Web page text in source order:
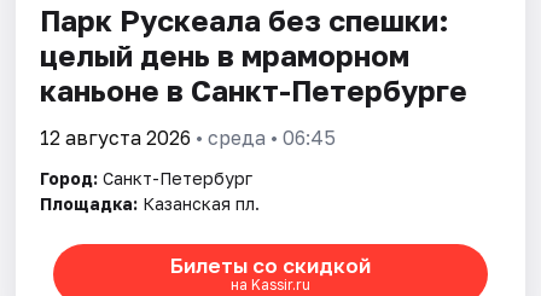
Парк Рускеала без спешки:
целый день в мраморном
каньоне в Санкт-Петербурге
12 августа 2026 • среда • 06:45
Город: Санкт-Петербург
Площадка: Казанская пл.
Билеты со скидкой
на Kassir.ru